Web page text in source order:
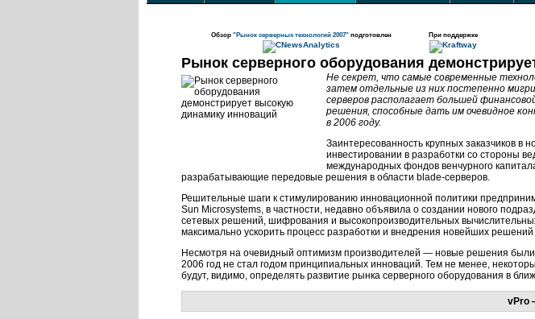
Обзор "Рынок серверных технологий 2007"подготовлен При поддержке
Рынок серверного оборудования
Не секрет, что самые современные
затем отдельные из них постепенно
серверов располагает большей
решения, способные дать им очевидное
в 2006 году.
Заинтересованность крупных заказчиков в
инвестировании в разработки со стороны
международных фондов венчурного
разрабатывающие передовые решения в области blade-серверов.
Решительные шаги к стимулированию инновационной политики
Sun Microsystems, в частности, недавно объявила о создании нового
сетевых решений, шифрования и высокопроизводительных
максимально ускорить процесс разработки и внедрения новейших решений
Несмотря на очевидный оптимизм производителей — новые решения были
2006 год не стал годом принципиальных инноваций. Тем не менее,
будут, видимо, определять развитие рынка серверного оборудования в
vPro